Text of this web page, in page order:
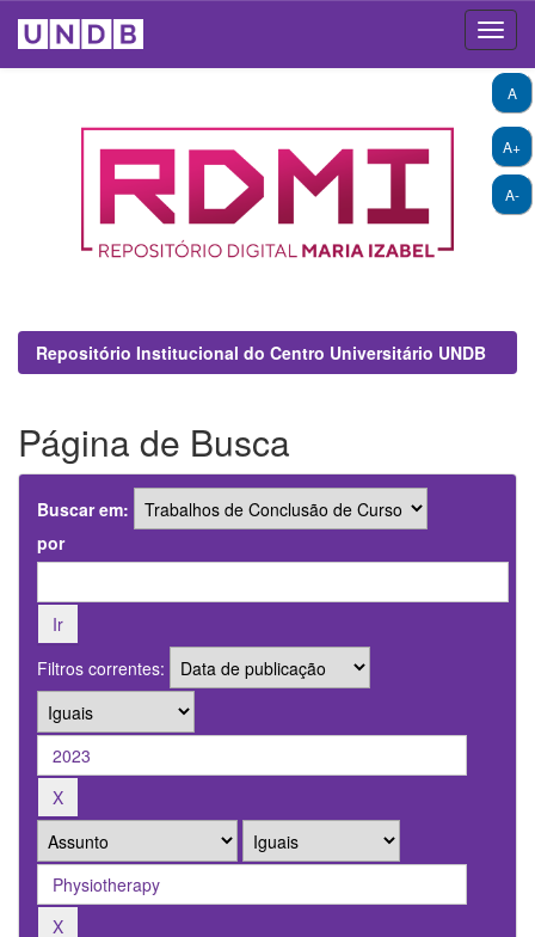
A+
A-
A
Repositório Institucional do Centro Universitário UNDB
Página de Busca
Buscar em:
por
Filtros correntes: